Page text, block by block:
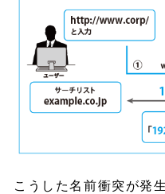
こうした名前衝突が発